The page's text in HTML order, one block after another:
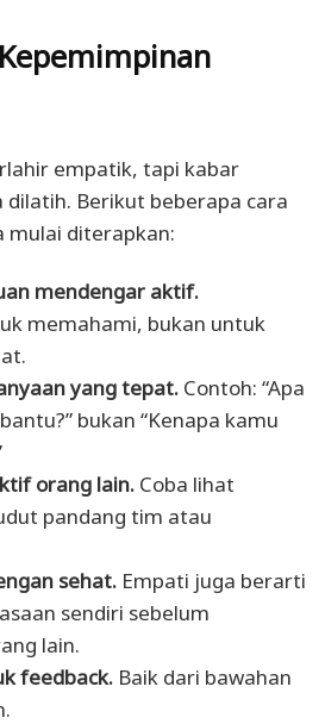
empatik, tapi kabar
dilatih. Berikut beberapa cara
mulai diterapkan:
mendengar aktif.
memahami, bukan untuk
yang tepat. Contoh: “Apa
bukan “Kenapa kamu
orang lain. Coba lihat
pandang tim atau
sehat. Empati juga berarti
sendiri sebelum
lain.
feedback. Baik dari bawahan